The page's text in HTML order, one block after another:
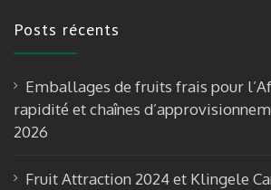
e
b
o
o
k
a
a
m
u
b
Posts récents
Emballages de fruits frais pour
rapidité et chaînes
2026
Fruit Attraction 2024 et Klingele